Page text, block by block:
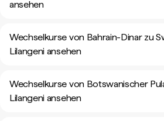
ansehen
Wechselkurse von Bahrain-Dinar zu
Lilangeni ansehen
Wechselkurse von Botswanischer
Lilangeni ansehen